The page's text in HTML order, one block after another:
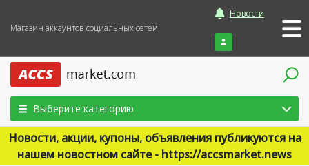
Магазин аккаунтов социальных сетей
Новости
Войти
Выберите категорию
Новости, акции, купоны, объявления публикуются на
нашем новостном сайте - https://accsmarket.news